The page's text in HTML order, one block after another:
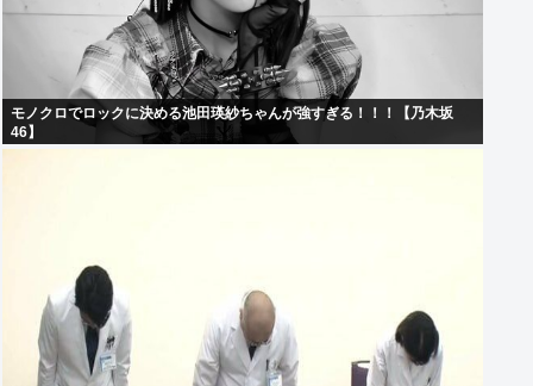
モノクロでロックに決める池田瑛紗ちゃんが強すぎる！！！【乃木坂
46】